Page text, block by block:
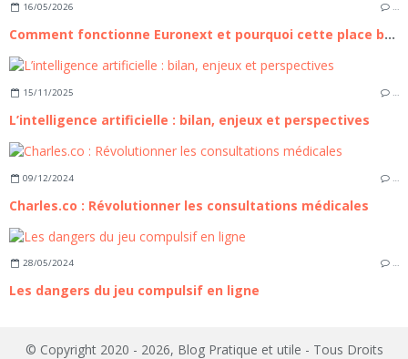
16/05/2026 …
Comment fonctionne Euronext et pourquoi cette place boursière compte pour les investisseurs européens
15/11/2025 …
L’intelligence artificielle : bilan, enjeux et perspectives
09/12/2024
Charles.co : Révolutionner les consultations médicales
28/05/2024 …
Les dangers du jeu compulsif en ligne
© Copyright 2020 - 2026, Blog Pratique et utile - Tous Droits